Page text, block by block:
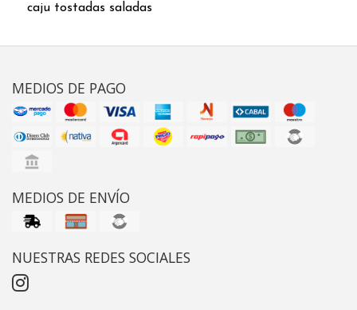
caju tostadas saladas
MEDIOS DE PAGO
MEDIOS DE ENVÍO
NUESTRAS REDES SOCIALES